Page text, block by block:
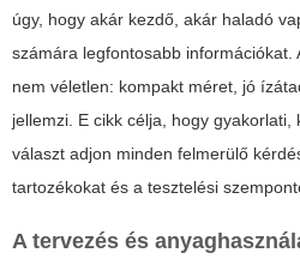
úgy, hogy akár kezdő, akár haladó
számára legfontosabb információkat.
nem véletlen: kompakt méret, jó
jellemzi. E cikk célja, hogy
választ adjon minden felmerülő
tartozékokat és a tesztelési
A tervezés és